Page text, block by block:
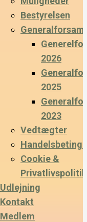
Bestyrelsen
2026
2025
2023
Vedtægter
Cookie &
Privatlivspolitik
Udlejning
Kontakt
Medlem